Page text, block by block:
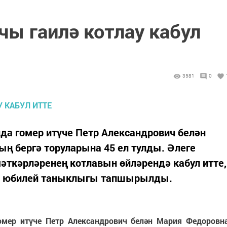
гаилә котлау кабул
3581 0
гомер итүче Петр Александрович белән
бергә торуларына 45 ел тулды. Әлеге
котлавын өйләрендә кабул итте,
юбилей таныклыгы тапшырылды.
итүче Петр Александрович белән Мария